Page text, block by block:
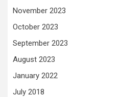
November 2023
October 2023
September 2023
August 2023
January 2022
July 2018